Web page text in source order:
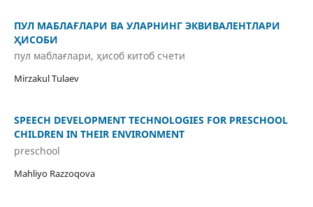
ПУЛ МАБЛАҒЛАРИ ВА УЛАРНИНГ ЭКВИВАЛЕНТЛАРИ
ҲИСОБИ
пул маблағлари, ҳисоб китоб счети
Mirzakul Tulaev
SPEECH DEVELOPMENT TECHNOLOGIES FOR PRESCHOOL
CHILDREN IN THEIR ENVIRONMENT
preschool
Mahliyo Razzoqova